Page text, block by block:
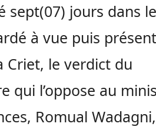
sept(07) jours dans
à vue puis
Criet, le verdict du
qui l’oppose au
Romual